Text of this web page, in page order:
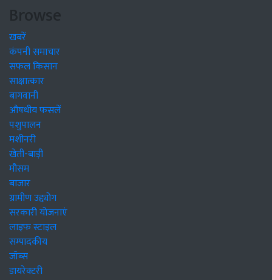
Browse
खबरें
कंपनी समाचार
सफल किसान
साक्षात्कार
बागवानी
औषधीय फसलें
पशुपालन
मशीनरी
खेती-बाड़ी
मौसम
बाजार
ग्रामीण उद्द्योग
सरकारी योजनाएं
लाइफ स्टाइल
सम्पादकीय
जॉब्स
डायरेक्टरी